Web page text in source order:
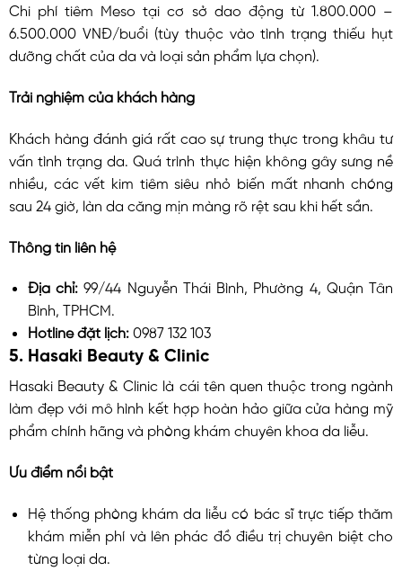
Chi phí tiêm Meso tại cơ sở dao động từ 1.800.000 –
6.500.000 VNĐ/buổi (tùy thuộc vào tình trạng thiếu hụt
dưỡng chất của da và loại sản phẩm lựa chọn).
Trải nghiệm của khách hàng
Khách hàng đánh giá rất cao sự trung thực trong khâu tư
vấn tình trạng da. Quá trình thực hiện không gây sưng nề
nhiều, các vết kim tiêm siêu nhỏ biến mất nhanh chóng
sau 24 giờ, làn da căng mịn màng rõ rệt sau khi hết sần.
Thông tin liên hệ
Địa chỉ:99/44 Nguyễn Thái Bình, Phường 4, Quận Tân
Bình, TPHCM.
Hotline đặt lịch: 0987 132 103
5. Hasaki Beauty & Clinic
Hasaki Beauty & Clinic là cái tên quen thuộc trong ngành
làm đẹp với mô hình kết hợp hoàn hảo giữa cửa hàng mỹ
phẩm chính hãng và phòng khám chuyên khoa da liễu.
Ưu điểm nổi bật
Hệ thống phòng khám da liễu có bác sĩ trực tiếp thăm
khám miễn phí và lên phác đồ điều trị chuyên biệt cho
từng loại da.